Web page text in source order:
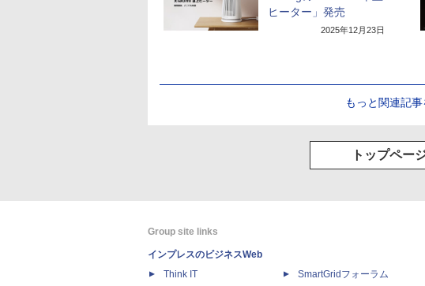
ヒーター」発売
2025年12月23日
もっと関連記
トップペー
Group site links
インプレスのビジネスWeb
Think IT
SmartGridフォーラム